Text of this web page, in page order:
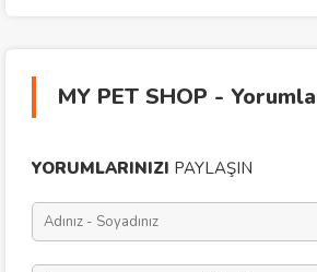
MY PET SHOP -
YORUMLARINIZI PAYLAŞIN